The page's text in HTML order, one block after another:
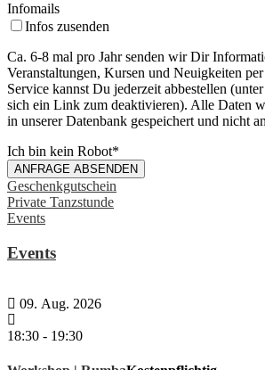
Infomails
Infos zusenden
Ca. 6-8 mal pro Jahr senden wir Dir
Veranstaltungen, Kursen und Neuigkeiten
Service kannst Du jederzeit abbestellen
sich ein Link zum deaktivieren). Alle Daten
in unserer Datenbank gespeichert und nicht
Ich bin kein Robot*
ANFRAGE ABSENDEN
Geschenkgutschein
Private Tanzstunde
Events
Events
09. Aug. 2026
18:30 - 19:30